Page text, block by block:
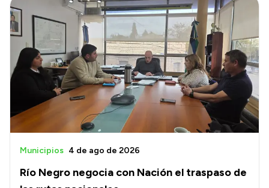
Río Negro negocia con Nación el traspaso de
Municipios 4 de ago de 2026